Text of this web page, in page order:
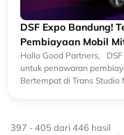
DSF Expo Bandung!
Pembiayaan Mobil
Hallo Good Partners,
untuk penawaran
Bertempat di Trans Studio
397 -405 dari 446 hasil